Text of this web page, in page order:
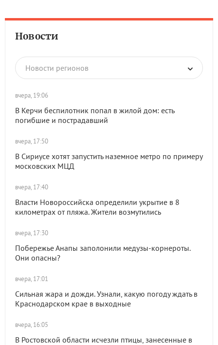
Новости
Новости регионов
вчера, 19:06
В Керчи беспилотник попал в жилой дом: есть
погибшие и пострадавший
вчера, 17:50
В Сириусе хотят запустить наземное метро по примеру
московских МЦД
вчера, 17:40
Власти Новороссийска определили укрытие в 8
километрах от пляжа. Жители возмутились
вчера, 17:30
Побережье Анапы заполонили медузы-корнероты.
Они опасны?
вчера, 17:01
Сильная жара и дожди. Узнали, какую погоду ждать в
Краснодарском крае в выходные
вчера, 16:05
В Ростовской области исчезли птицы, занесенные в